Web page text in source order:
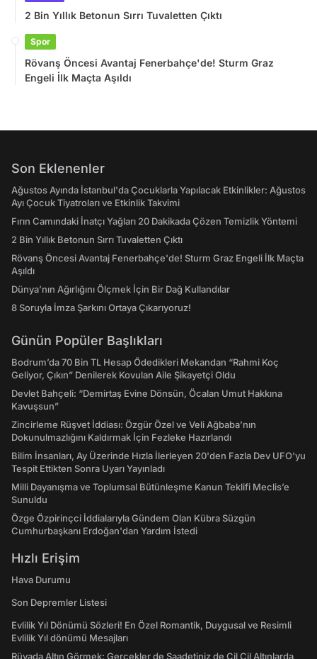
2 Bin Yıllık Betonun Sırrı Tuvaletten Çıktı
Spor
Rövanş Öncesi Avantaj Fenerbahçe'de! Sturm Graz
Engeli İlk Maçta Aşıldı
Son Eklenenler
Ağustos Ayında İstanbul'da Çocuklarla Yapılacak Etkinlikler: Ağustos
Ayı Çocuk Tiyatroları ve Etkinlik Takvimi
Fırın Camındaki İnatçı Yağları 20 Dakikada Çözen Temizlik Yöntemi
2 Bin Yıllık Betonun Sırrı Tuvaletten Çıktı
Rövanş Öncesi Avantaj Fenerbahçe'de! Sturm Graz Engeli İlk Maçta
Aşıldı
Dünya’nın Ağırlığını Ölçmek İçin Bir Dağ Kullandılar
8 Soruyla İmza Şarkını Ortaya Çıkarıyoruz!
Günün Popüler Başlıkları
Bodrum’da 70 Bin TL Hesap Ödedikleri Mekandan “Rahmi Koç
Geliyor, Çıkın” Denilerek Kovulan Aile Şikayetçi Oldu
Devlet Bahçeli: “Demirtaş Evine Dönsün, Öcalan Umut Hakkına
Kavuşsun”
Zincirleme Rüşvet İddiası: Özgür Özel ve Veli Ağbaba’nın
Dokunulmazlığını Kaldırmak İçin Fezleke Hazırlandı
Bilim İnsanları, Ay Üzerinde Hızla İlerleyen 20'den Fazla Dev UFO'yu
Tespit Ettikten Sonra Uyarı Yayınladı
Milli Dayanışma ve Toplumsal Bütünleşme Kanun Teklifi Meclis’e
Sunuldu
Özge Özpirinçci İddialarıyla Gündem Olan Kübra Süzgün
Cumhurbaşkanı Erdoğan'dan Yardım İstedi
Hızlı Erişim
Hava Durumu
Son Depremler Listesi
Evlilik Yıl Dönümü Sözleri! En Özel Romantik, Duygusal ve Resimli
Evlilik Yıl dönümü Mesajları
Rüyada Altın Görmek: Gerçekler de Saadetiniz de Çil Çil Altınlarda